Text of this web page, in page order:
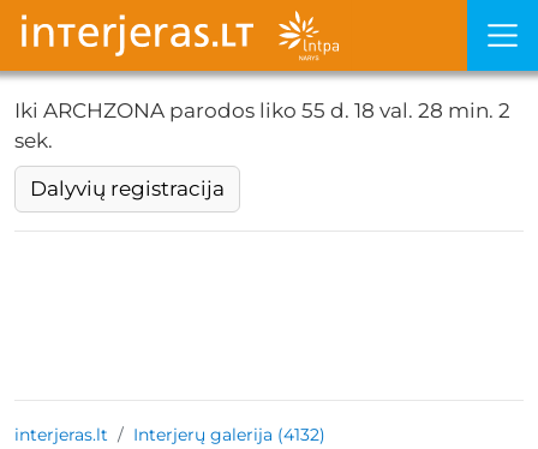
Iki ARCHZONA parodos liko 55 d. 18 val. 28 min. 2
sek.
Dalyvių registracija
interjeras.lt Interjerų galerija (4132)